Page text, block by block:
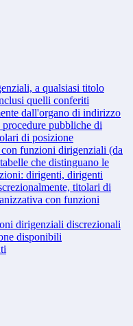
a qualsiasi titolo
quelli conferiti
dall'organo di indirizzo
pubbliche di
di posizione
funzioni dirigenziali (da
che distinguano le
dirigenti, dirigenti
titolari di
con funzioni
dirigenziali discrezionali
disponibili